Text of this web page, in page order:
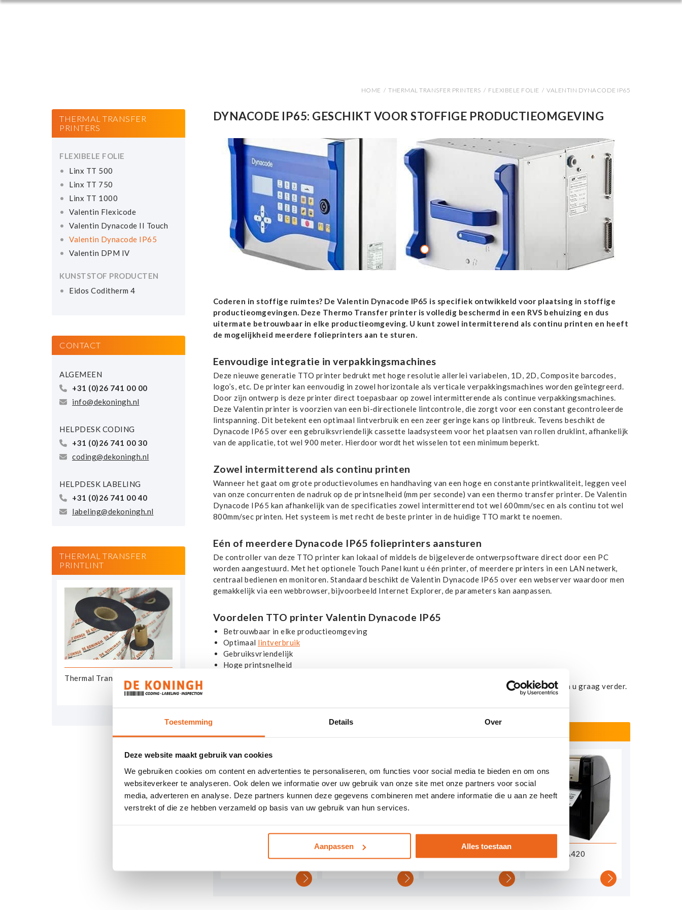
Toestemming Details Over
Deze website maakt gebruik van cookies
We gebruiken cookies om content en advertenties te personaliseren, om functies voor social media te bieden en om ons
websiteverkeer te analyseren. Ook delen we informatie over uw gebruik van onze site met onze partners voor social
media, adverteren en analyse. Deze partners kunnen deze gegevens combineren met andere informatie die u aan ze heeft
verstrekt of die ze hebben verzameld op basis van uw gebruik van hun services.
Aanpassen Alles toestaan
HOME / THERMAL TRANSFER PRINTERS / FLEXIBELE FOLIE / VALENTIN DYNACODE IP65
THERMAL TRANSFER
PRINTERS
FLEXIBELE FOLIE
Linx TT 500
Linx TT 750
Linx TT 1000
Valentin Flexicode
Valentin Dynacode II Touch
Valentin Dynacode IP65
Valentin DPM IV
KUNSTSTOF PRODUCTEN
Eidos Coditherm 4
CONTACT
ALGEMEEN
+31 (0)26 741 00 00
info@dekoningh.nl
HELPDESK CODING
+31 (0)26 741 00 30
coding@dekoningh.nl
HELPDESK LABELING
+31 (0)26 741 00 40
labeling@dekoningh.nl
THERMAL TRANSFER
PRINTLINT
Thermal Transfer Printlint
DYNACODE IP65: GESCHIKT VOOR STOFFIGE PRODUCTIEOMGEVING
Coderen in stoffige ruimtes? De Valentin Dynacode IP65 is specifiek ontwikkeld voor plaatsing in stoffige
productieomgevingen. Deze Thermo Transfer printer is volledig beschermd in een RVS behuizing en dus
uitermate betrouwbaar in elke productieomgeving. U kunt zowel intermitterend als continu printen en heeft
de mogelijkheid meerdere folieprinters aan te sturen.
Eenvoudige integratie in verpakkingsmachines
Deze nieuwe generatie TTO printer bedrukt met hoge resolutie allerlei variabelen, 1D, 2D, Composite barcodes,
logo’s, etc. De printer kan eenvoudig in zowel horizontale als verticale verpakkingsmachines worden geïntegreerd.
Door zijn ontwerp is deze printer direct toepasbaar op zowel intermitterende als continue verpakkingsmachines.
Deze Valentin printer is voorzien van een bi-directionele lintcontrole, die zorgt voor een constant gecontroleerde
lintspanning. Dit betekent een optimaal lintverbruik en een zeer geringe kans op lintbreuk. Tevens beschikt de
Dynacode IP65 over een gebruiksvriendelijk cassette laadsysteem voor het plaatsen van rollen druklint, afhankelijk
van de applicatie, tot wel 900 meter. Hierdoor wordt het wisselen tot een minimum beperkt.
Zowel intermitterend als continu printen
Wanneer het gaat om grote productievolumes en handhaving van een hoge en constante printkwaliteit, leggen veel
van onze concurrenten de nadruk op de printsnelheid (mm per seconde) van een thermo transfer printer. De Valentin
Dynacode IP65 kan afhankelijk van de specificaties zowel intermitterend tot wel 600mm/sec en als continu tot wel
800mm/sec printen. Het systeem is met recht de beste printer in de huidige TTO markt te noemen.
Eén of meerdere Dynacode IP65 folieprinters aansturen
De controller van deze TTO printer kan lokaal of middels de bijgeleverde ontwerpsoftware direct door een PC
worden aangestuurd. Met het optionele Touch Panel kunt u één printer, of meerdere printers in een LAN netwerk,
centraal bedienen en monitoren. Standaard beschikt de Valentin Dynacode IP65 over een webserver waardoor men
gemakkelijk via een webbrowser, bijvoorbeeld Internet Explorer, de parameters kan aanpassen.
Voordelen TTO printer Valentin Dynacode IP65
Betrouwbaar in elke productieomgeving
Optimaal lintverbruik
Gebruiksvriendelijk
Hoge printsnelheid
met ons op en wij helpen u graag verder.
Matthews T-serie Toshiba BA420